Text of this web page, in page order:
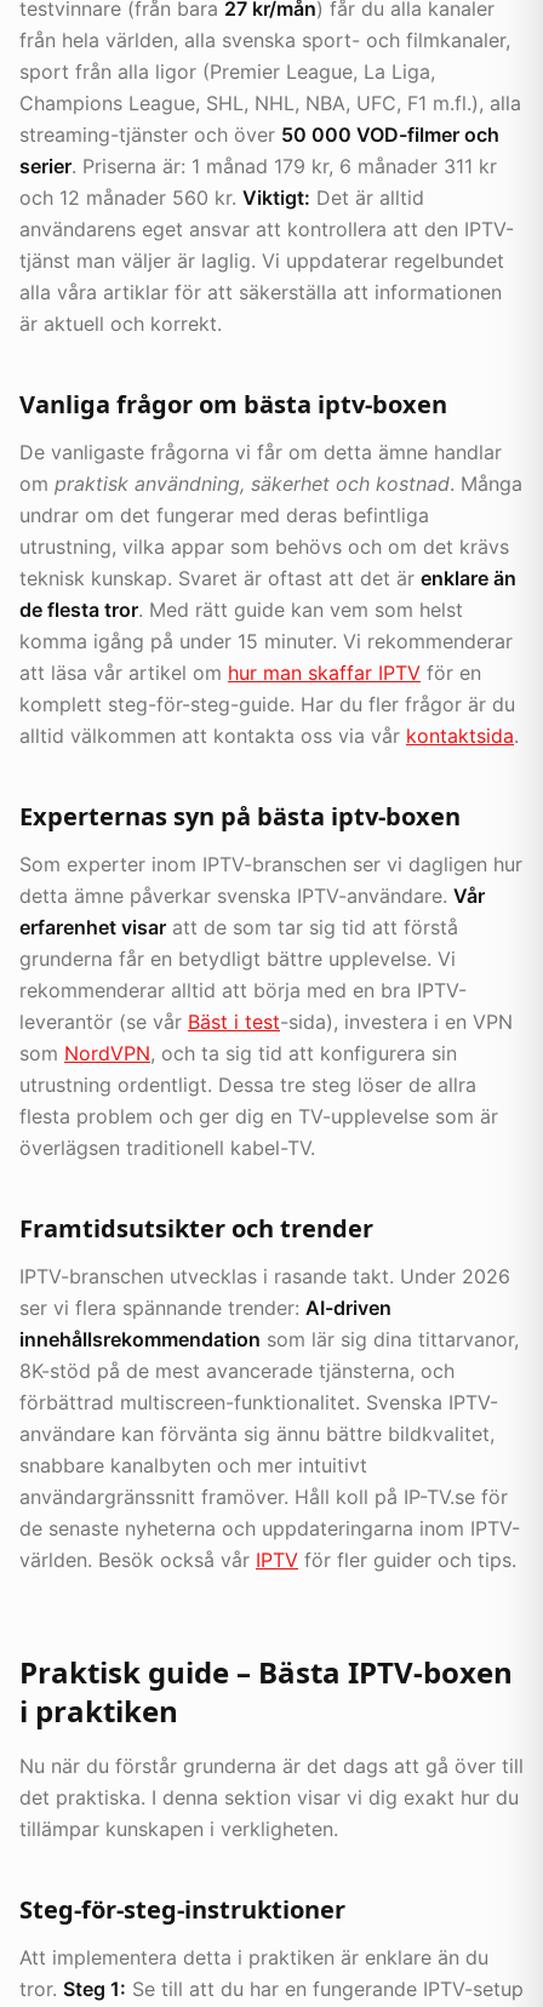
testvinnare (från bara 27 kr/mån) får du alla kanaler
från hela världen, alla svenska sport- och filmkanaler,
sport från alla ligor (Premier League, La Liga,
Champions League, SHL, NHL, NBA, UFC, F1 m.fl.), alla
streaming-tjänster och över 50 000 VOD-filmer och
serier. Priserna är: 1 månad 179 kr, 6 månader 311 kr
och 12 månader 560 kr. Viktigt: Det är alltid
användarens eget ansvar att kontrollera att den IPTV-
tjänst man väljer är laglig. Vi uppdaterar regelbundet
alla våra artiklar för att säkerställa att informationen
är aktuell och korrekt.
Vanliga frågor om bästa iptv-boxen
De vanligaste frågorna vi får om detta ämne handlar
om praktisk användning, säkerhet och kostnad. Många
undrar om det fungerar med deras befintliga
utrustning, vilka appar som behövs och om det krävs
teknisk kunskap. Svaret är oftast att det är enklare än
de flesta tror. Med rätt guide kan vem som helst
komma igång på under 15 minuter. Vi rekommenderar
att läsa vår artikel om hur man skaffar IPTV för en
komplett steg-för-steg-guide. Har du fler frågor är du
alltid välkommen att kontakta oss via vår kontaktsida.
Experternas syn på bästa iptv-boxen
Som experter inom IPTV-branschen ser vi dagligen hur
detta ämne påverkar svenska IPTV-användare. Vår
erfarenhet visar att de som tar sig tid att förstå
grunderna får en betydligt bättre upplevelse. Vi
rekommenderar alltid att börja med en bra IPTV-
leverantör (se vår Bäst i test-sida), investera i en VPN
som NordVPN, och ta sig tid att konfigurera sin
utrustning ordentligt. Dessa tre steg löser de allra
flesta problem och ger dig en TV-upplevelse som är
överlägsen traditionell kabel-TV.
Framtidsutsikter och trender
IPTV-branschen utvecklas i rasande takt. Under 2026
ser vi flera spännande trender: AI-driven
innehållsrekommendation som lär sig dina tittarvanor,
8K-stöd på de mest avancerade tjänsterna, och
förbättrad multiscreen-funktionalitet. Svenska IPTV-
användare kan förvänta sig ännu bättre bildkvalitet,
snabbare kanalbyten och mer intuitivt
användargränssnitt framöver. Håll koll på IP-TV.se för
de senaste nyheterna och uppdateringarna inom IPTV-
världen. Besök också vår IPTV för fler guider och tips.
Praktisk guide – Bästa IPTV-boxen
i praktiken
Nu när du förstår grunderna är det dags att gå över till
det praktiska. I denna sektion visar vi dig exakt hur du
tillämpar kunskapen i verkligheten.
Steg-för-steg-instruktioner
Att implementera detta i praktiken är enklare än du
tror. Steg 1: Se till att du har en fungerande IPTV-setup